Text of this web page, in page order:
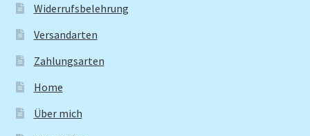
Widerrufsbelehrung
Versandarten
Zahlungsarten
Home
Über mich